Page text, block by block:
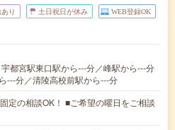
り 土日祝日が休み WEB登録OK
都宮駅東口駅から---分／峰駅から---分
---分／清陵高校前駅から---分
定の相談OK！ ■ご希望の曜日をご相談